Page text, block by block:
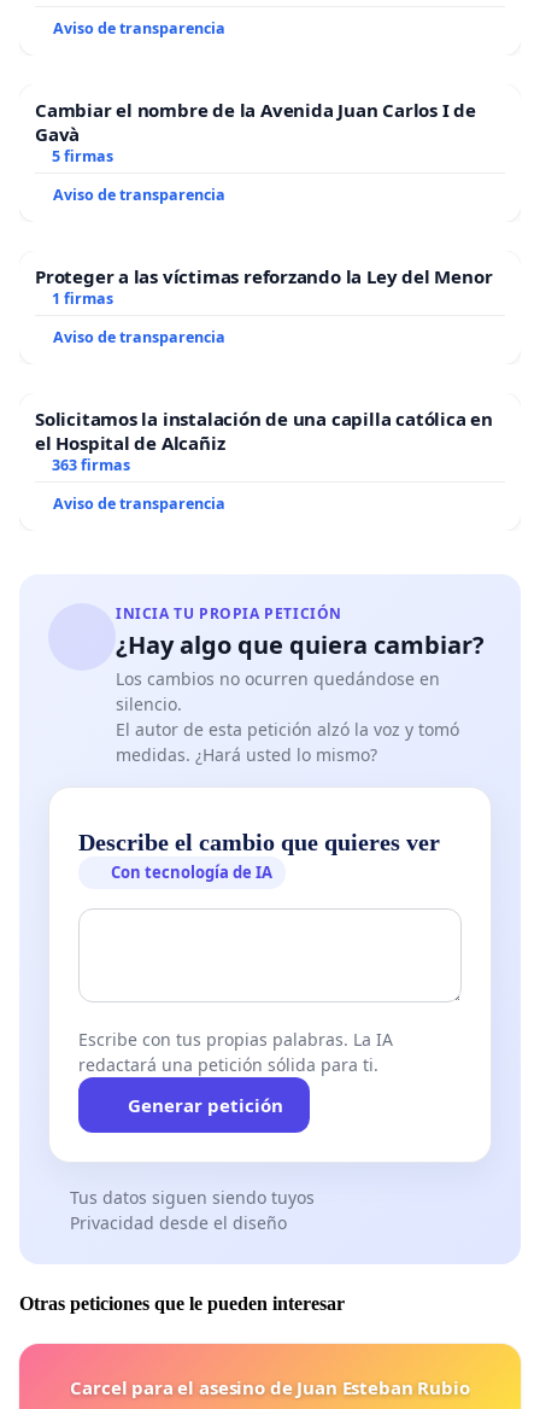
Aviso de transparencia
Cambiar el nombre de la Avenida Juan Carlos I de
Gavà
5 firmas
Aviso de transparencia
Proteger a las víctimas reforzando la Ley del Menor
1 firmas
Aviso de transparencia
Solicitamos la instalación de una capilla católica en
el Hospital de Alcañiz
363 firmas
Aviso de transparencia
INICIA TU PROPIA PETICIÓN
¿Hay algo que quiera cambiar?
Los cambios no ocurren quedándose en
silencio.
El autor de esta petición alzó la voz y tomó
medidas. ¿Hará usted lo mismo?
Describe el cambio que quieres ver
Con tecnología de IA
Escribe con tus propias palabras. La IA
redactará una petición sólida para ti.
Generar petición
Tus datos siguen siendo tuyos
Privacidad desde el diseño
Otras peticiones que le pueden interesar
Carcel para el asesino de Juan Esteban Rubio